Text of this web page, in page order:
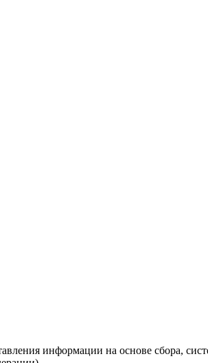
информации на основе сбора,